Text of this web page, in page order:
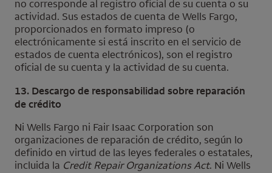
no corresponde al registro oficial de su cuenta o su
actividad. Sus estados de cuenta de Wells Fargo,
proporcionados en formato impreso (o
electrónicamente si está inscrito en el servicio de
estados de cuenta electrónicos), son el registro
oficial de su cuenta y la actividad de su cuenta.
13. Descargo de responsabilidad sobre reparación
de crédito
Ni Wells Fargo ni Fair Isaac Corporation son
organizaciones de reparación de crédito, según lo
definido en virtud de las leyes federales o estatales,
incluida la Credit Repair Organizations Act. Ni Wells